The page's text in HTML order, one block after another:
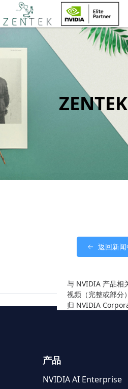
返回新
与 NVIDIA 产品相
视频（完整或部分
归 NVIDIA
产品
NVIDIA AI Enterprise